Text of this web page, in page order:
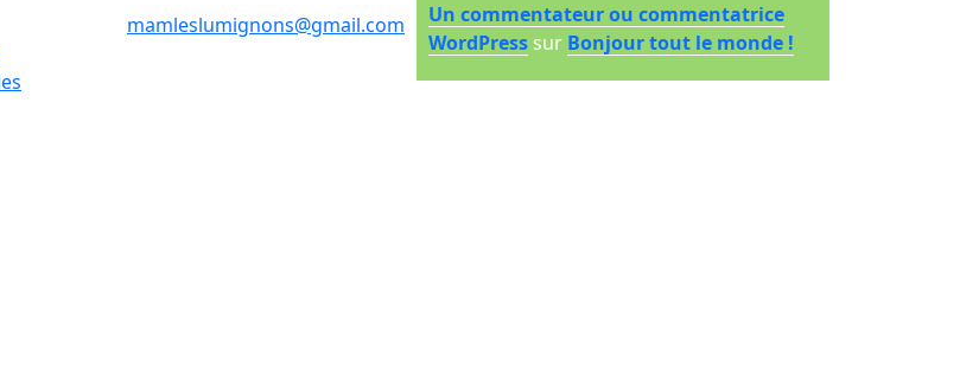
mamleslumignons@gmail.com
Un commentateur ou commentatrice
WordPress sur Bonjour tout le monde !